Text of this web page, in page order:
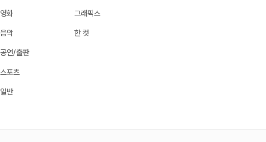
영화
음악
공연/출판
스포츠
일반
그래픽스
한 컷